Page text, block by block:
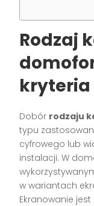
Rodzaj
kryteria
Dobór rodzaju
typu
cyfrowego lub
instalacji. W
w wariantach
Ekranowanie